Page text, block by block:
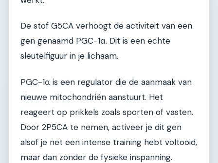
De stof G5CA verhoogt de activiteit van een
gen genaamd PGC-1α. Dit is een echte
sleutelfiguur in je lichaam.
PGC-1α is een regulator die de aanmaak van
nieuwe mitochondriën aanstuurt. Het
reageert op prikkels zoals sporten of vasten.
Door 2P5CA te nemen, activeer je dit gen
alsof je net een intense training hebt voltooid,
maar dan zonder de fysieke inspanning.